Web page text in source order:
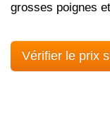
grosses poignes
Vérifier le prix